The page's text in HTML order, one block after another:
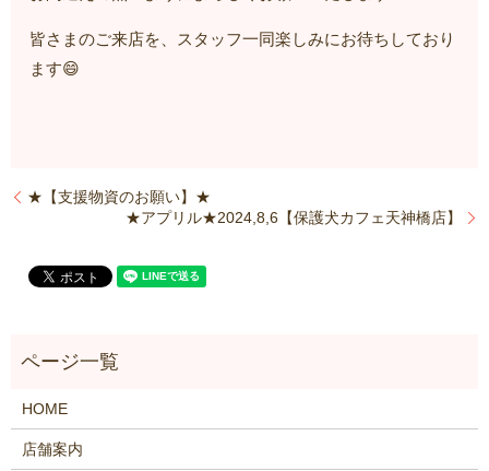
皆さまのご来店を、スタッフ一同楽しみにお待ちしており
ます😄
★【支援物資のお願い】★
★アプリル★2024,8,6【保護犬カフェ天神橋店】
HOME
店舗案内